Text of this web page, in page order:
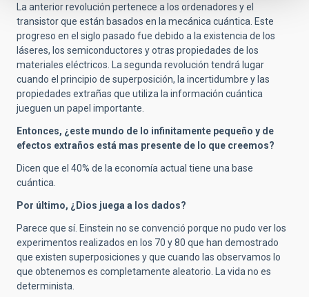
La anterior revolución pertenece a los ordenadores y el
transistor que están basados en la mecánica cuántica. Este
progreso en el siglo pasado fue debido a la existencia de los
láseres, los semiconductores y otras propiedades de los
materiales eléctricos. La segunda revolución tendrá lugar
cuando el principio de superposición, la incertidumbre y las
propiedades extrañas que utiliza la información cuántica
jueguen un papel importante.
Entonces, ¿este mundo de lo infinitamente pequeño y de
efectos extraños está mas presente de lo que creemos?
Dicen que el 40% de la economía actual tiene una base
cuántica.
Por último, ¿Dios juega a los dados?
Parece que sí. Einstein no se convenció porque no pudo ver los
experimentos realizados en los 70 y 80 que han demostrado
que existen superposiciones y que cuando las observamos lo
que obtenemos es completamente aleatorio. La vida no es
determinista.